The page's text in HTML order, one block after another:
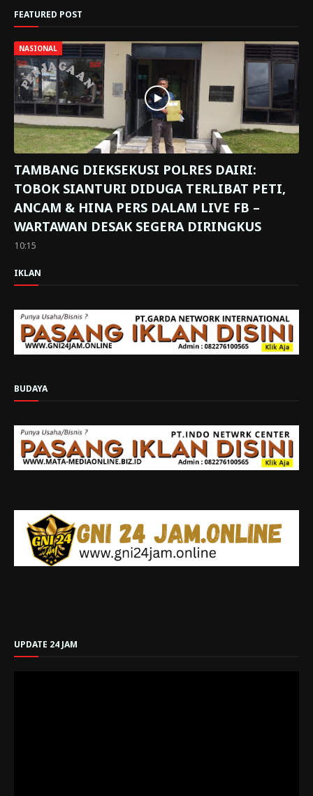
FEATURED POST
NASIONAL
TAMBANG DIEKSEKUSI POLRES DAIRI:
TOBOK SIANTURI DIDUGA TERLIBAT PETI,
ANCAM & HINA PERS DALAM LIVE FB –
WARTAWAN DESAK SEGERA DIRINGKUS
10:15
IKLAN
BUDAYA
UPDATE 24 JAM